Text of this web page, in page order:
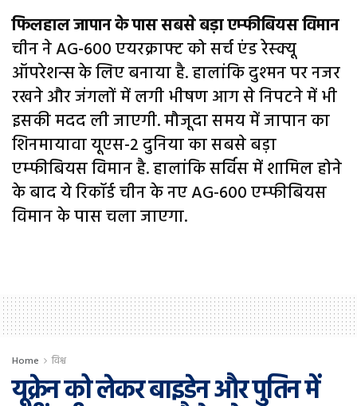
फिलहाल जापान के पास सबसे बड़ा एम्फीबियस विमान
चीन ने AG-600 एयरक्राफ्ट को सर्च एंड रेस्क्यू
ऑपरेशन्स के लिए बनाया है. हालांकि दुश्मन पर नजर
रखने और जंगलों में लगी भीषण आग से निपटने में भी
इसकी मदद ली जाएगी. मौजूदा समय में जापान का
शिनमायावा यूएस-2 दुनिया का सबसे बड़ा
एम्फीबियस विमान है. हालांकि सर्विस में शामिल होने
के बाद ये रिकॉर्ड चीन के नए AG-600 एम्फीबियस
विमान के पास चला जाएगा.
Home विश्व
यूक्रेन को लेकर बाइडेन और पुतिन में